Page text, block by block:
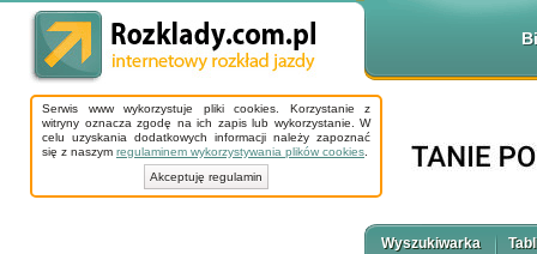
Serwis www wykorzystuje pliki cookies. Korzystanie z
witryny oznacza zgodę na ich zapis lub wykorzystanie. W
celu uzyskania dodatkowych informacji należy zapoznać
się z naszym regulaminem wykorzystywania plików cookies
Akceptuję regulamin
Wyszukiwarka